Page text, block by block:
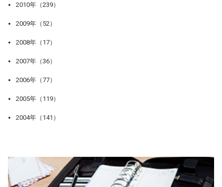
2010年（239）
2009年（52）
2008年（17）
2007年（36）
2006年（77）
2005年（119）
2004年（141）